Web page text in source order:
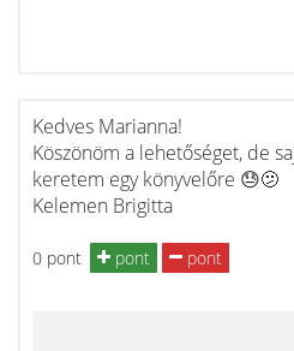
Kedves Marianna!
Köszönöm a lehetőséget, de
keretem egy könyvelőre 😓🫤
Kelemen Brigitta
0 pont pont pont